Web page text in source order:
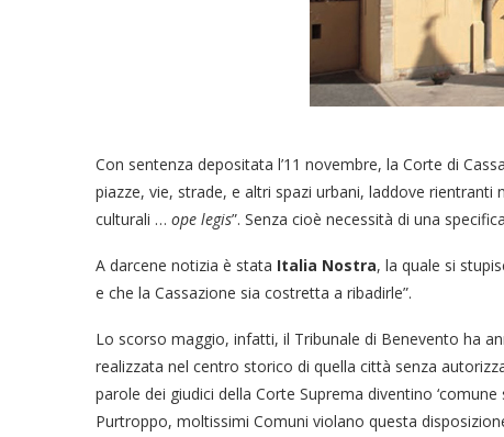
Con sentenza depositata l’11 novembre, la Corte di
piazze, vie, strade, e altri spazi urbani, laddove
culturali … ope legis”. Senza cioè necessità di una
A darcene notizia è stata Italia Nostra, la quale si
e che la Cassazione sia costretta a ribadirle”.
Lo scorso maggio, infatti, il Tribunale di Benevento ha
realizzata nel centro storico di quella città senza
parole dei giudici della Corte Suprema diventino
Purtroppo, moltissimi Comuni violano questa